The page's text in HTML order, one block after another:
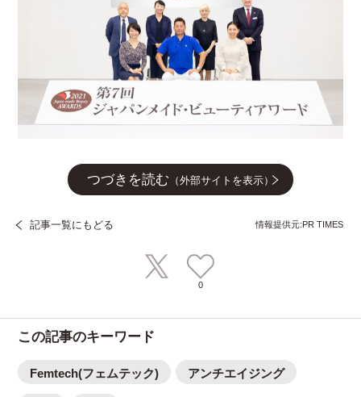
つづきを読む （外部サイトを表示）
記事一覧にもどる 情報提供元:PR TIMES
0
この記事のキーワード
Femtech(フェムテック) アンチエイジング